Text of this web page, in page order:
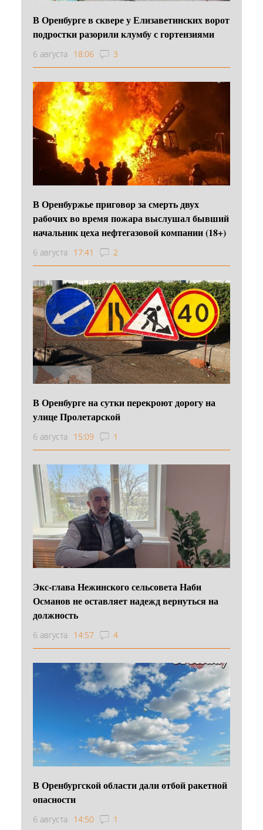
В Оренбурге в сквере у Елизаветинских ворот
подростки разорили клумбу с гортензиями
6 августа 18:06 3
В Оренбуржье приговор за смерть двух
рабочих во время пожара выслушал бывший
начальник цеха нефтегазовой компании (18+)
6 августа 17:41 2
В Оренбурге на сутки перекроют дорогу на
улице Пролетарской
6 августа 15:09 1
Экс-глава Нежинского сельсовета Наби
Османов не оставляет надежд вернуться на
должность
6 августа 14:57 4
В Оренбургской области дали отбой ракетной
опасности
6 августа 14:50 1